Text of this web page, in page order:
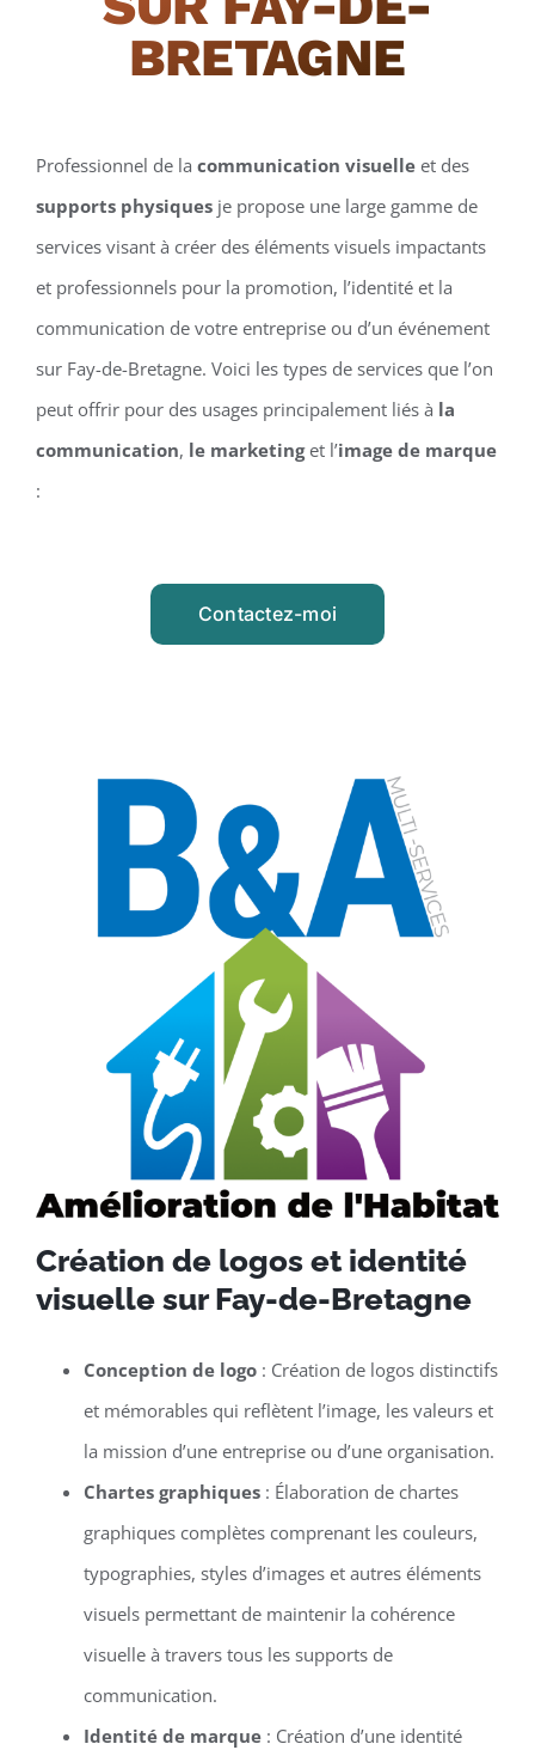
BRETAGNE
Professionnel de la communication visuelleet des
supports physiquesje propose une large gamme de
services visant à créer des éléments visuels impactants
et professionnels pour la promotion, l’identité et la
communication de votre entreprise ou d’un événement
sur Fay-de-Bretagne. Voici les types de services que l’on
peut offrir pour des usages principalement liés à la
communication, le marketinget l’image de marque
:
Contactez-moi
Création de logos et identité
visuelle sur Fay-de-Bretagne
Conception de logo: Création de logos distinctifs
et mémorables qui reflètent l’image, les valeurs et
la mission d’une entreprise ou d’une organisation.
Chartes graphiques: Élaboration de chartes
graphiques complètes comprenant les couleurs,
typographies, styles d’images et autres éléments
visuels permettant de maintenir la cohérence
visuelle à travers tous les supports de
communication.
Identité de marque: Création d’une identité